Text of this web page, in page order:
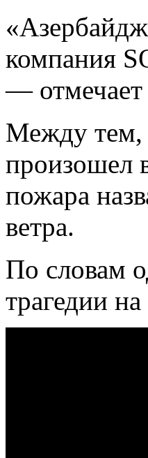
компания
— отмечает
Между тем,
произошел
пожара
ветра.
По словам
трагедии